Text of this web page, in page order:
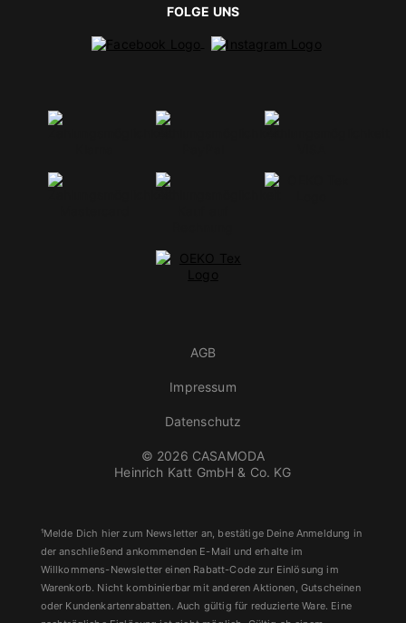
FOLGE UNS
© 2026 CASAMODA
Heinrich Katt GmbH & Co. KG
AGB
Impressum
Datenschutz
¹Melde Dich hier zum Newsletter an, bestätige Deine Anmeldung in
der anschließend ankommenden E-Mail und erhalte im
Willkommens-Newsletter einen Rabatt-Code zur Einlösung im
Warenkorb. Nicht kombinierbar mit anderen Aktionen, Gutscheinen
oder Kundenkartenrabatten. Auch gültig für reduzierte Ware. Eine